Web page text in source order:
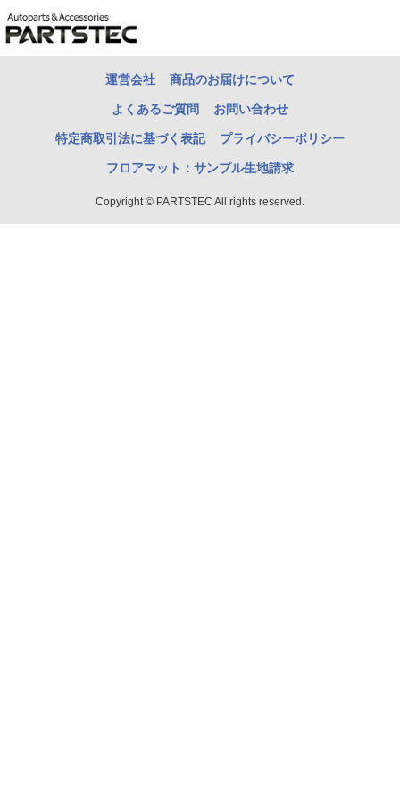
運営会社 商品のお届けについて
よくあるご質問 お問い合わせ
特定商取引法に基づく表記 プライバシーポリシー
フロアマット：サンプル生地請求
Copyright © PARTSTEC All rights reserved.